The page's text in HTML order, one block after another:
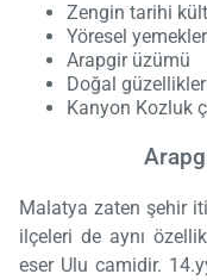
Zengin tarihi
Yöresel
Arapgir üzümü
Doğal
Kanyon Kozluk
Malatya zaten şehir
ilçeleri de aynı
eser Ulu camidir.